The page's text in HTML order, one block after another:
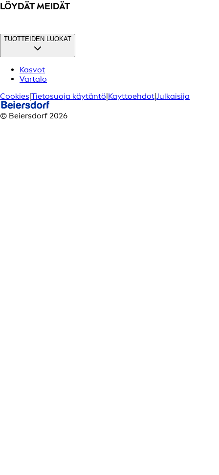
LÖYDÄT MEIDÄT
TUOTTEIDEN LUOKAT
Kasvot
Vartalo
Cookies|Tietosuoja käytäntö|Kayttoehdot|Julkaisija
© Beiersdorf 2026